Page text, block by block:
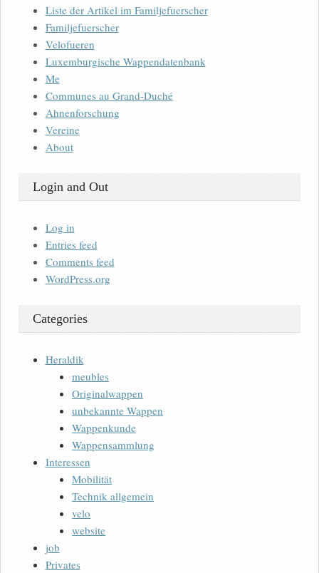
Liste der Artikel im Familjefuerscher
Familjefuerscher
Velofueren
Luxemburgische Wappendatenbank
Me
Communes au Grand-Duché
Ahnenforschung
Vereine
About
Login and Out
Log in
Entries feed
Comments feed
WordPress.org
Categories
Heraldik
meubles
Originalwappen
unbekannte Wappen
Wappenkunde
Wappensammlung
Interessen
Mobilität
Technik allgemein
velo
website
job
Privates